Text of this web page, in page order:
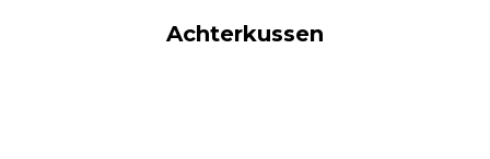
Achterkussen